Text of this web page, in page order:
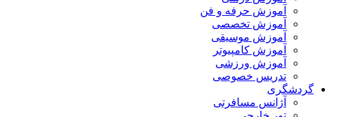
آموزش حرفه و فن
آموزش تخصصی
آموزش موسیقی
آموزش کامپیوتر
آموزش ورزشی
تدریس خصوصی
گردشگری
آژانس مسافرتی